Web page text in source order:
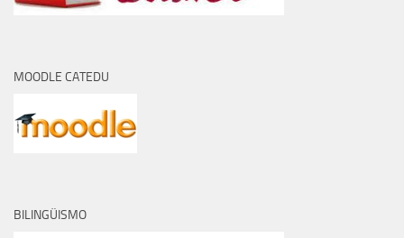
MOODLE CATEDU
BILINGÜISMO